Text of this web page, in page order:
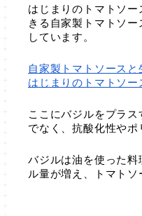
はじまりのトマトソ
きる自家製トマトソ
しています。
自家製トマトソースと
はじまりのトマトソー
ここにバジルをプラ
でなく、抗酸化性やポ
バジルは油を使った
ル量が増え、トマトソ